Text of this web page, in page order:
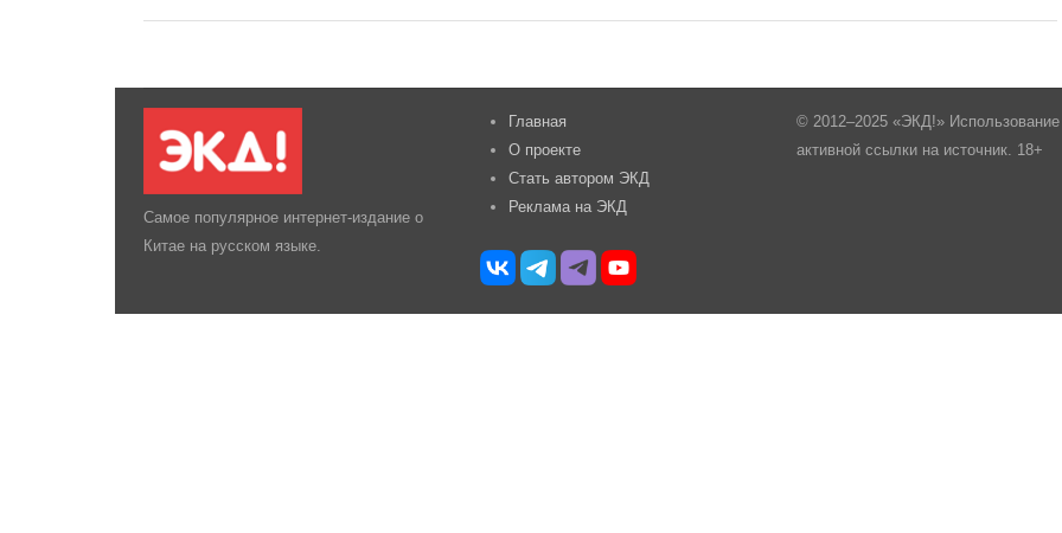
Самое популярное интернет-издание о
Китае на русском языке.
Главная
О проекте
Стать автором ЭКД
Реклама на ЭКД
© 2012–2025 «ЭКД!»
активной ссылки на источник. 18+